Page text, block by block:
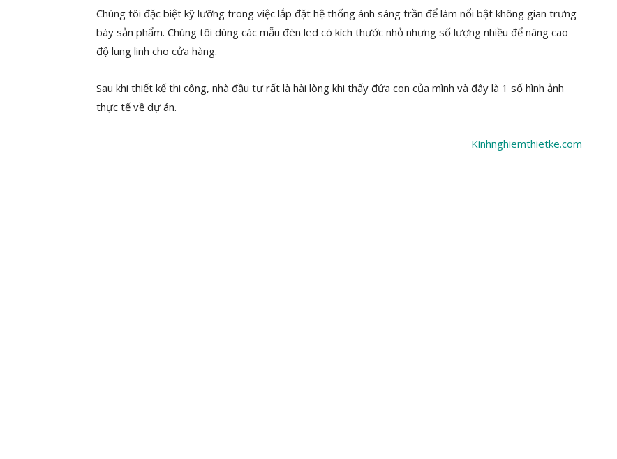
Chúng tôi đặc biệt kỹ lưỡng trong việc lắp đặt hệ thống ánh sáng trần để làm nổi bật không gian trưng
bày sản phẩm. Chúng tôi dùng các mẫu đèn led có kích thước nhỏ nhưng số lượng nhiều để nâng cao
độ lung linh cho cửa hàng.
Sau khi thiết kế thi công, nhà đầu tư rất là hài lòng khi thấy đứa con của mình và đây là 1 số hình ảnh
thực tế về dự án.
Kinhnghiemthietke.com